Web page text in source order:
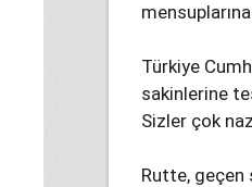
Türkiye
sakinlerine
Sizler çok
Rutte, geçen